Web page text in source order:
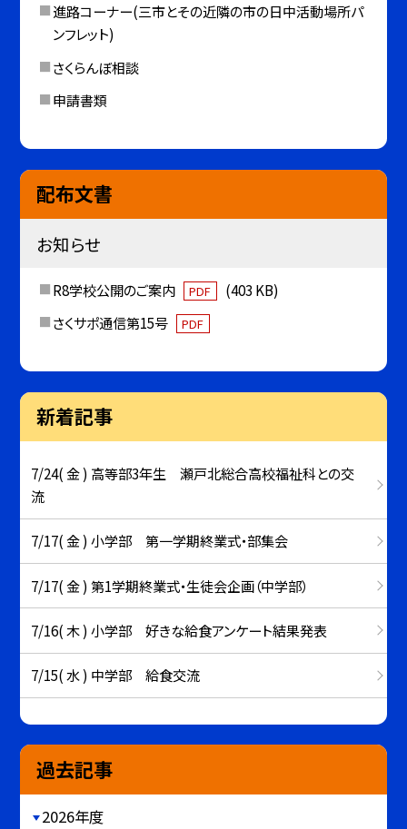
進路コーナー(三市とその近隣の市の日中活動場所パ
ンフレット)
さくらんぼ相談
申請書類
配布文書
お知らせ
R8学校公開のご案内 PDF
(403 KB)
さくサポ通信第15号
PDF
新着記事
7/24( 金 ) 高等部3年生 瀬戸北総合高校福祉科との交
流
7/17( 金 ) 小学部 第一学期終業式・部集会
7/17( 金 ) 第1学期終業式・生徒会企画（中学部）
7/16( 木 ) 小学部 好きな給食アンケート結果発表
7/15( 水 ) 中学部 給食交流
過去記事
2026年度